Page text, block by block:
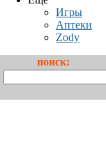
Игры
Аптеки
Zody
поиск: